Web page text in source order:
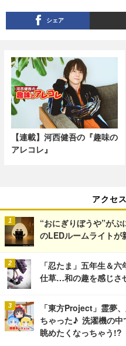
シェア
【連載】河西健吾の『趣味の
アレコレ』
アクセ
“おにぎりぼうや”が
のLEDルームライトが
「忍たま」五年生＆
仕草…和の趣を感じさ
「東方Project」霊夢
ちゃった♪ 洗濯機の中
眺めたくなっちゃう!?